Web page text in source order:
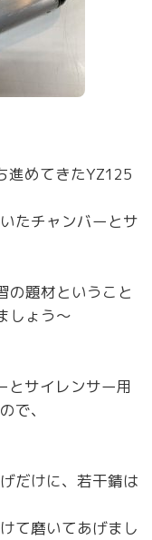
進めてきたYZ125
たチャンバーとサ
の題材ということ
しょう～
とサイレンサー用
で、
だけに、若干錆は
て磨いてあげまし